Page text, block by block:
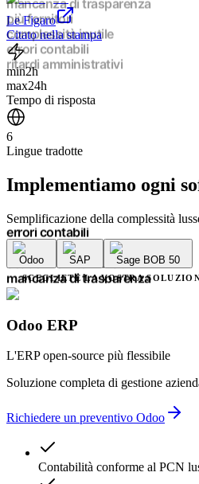
mancanza di trasparenza
più fornitori
complessità inutile
errori contabili
ritardi amministrativi
scadenze interminabili
mancanza di trasparenza
più fornitori
complessità inutile
errori contabili
scadenze interminabili
più fornitori
complessità inutile
errori contabili
ritardi amministrativi
scadenze interminabili
mancanza di trasparenza
complessità inutile
ritardi amministrativi
Le Figaro
Citato nella stampa
min2h
max24h
Tempo di risposta
6
Lingue tradotte
Implementiamo ogni
Semplificazione della complessità
Odoo SAP Sage BOB 50
SCEGLIETE LA VOSTRA
Odoo ERP
L'ERP open-source più flessibile
Soluzione completa di gestione
Richiedere un preventivo Odoo
Contabilità conforme al PCN